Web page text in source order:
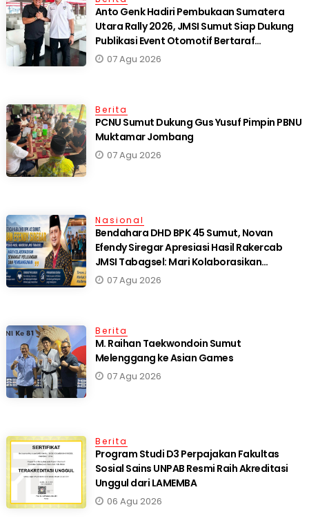
Anto Genk Hadiri Pembukaan Sumatera
Utara Rally 2026, JMSI Sumut Siap Dukung
Publikasi Event Otomotif Bertaraf
Internasional*
07 Agu 2026
Berita
PCNU Sumut Dukung Gus Yusuf Pimpin PBNU
Muktamar Jombang
07 Agu 2026
Nasional
Bendahara DHD BPK 45 Sumut, Novan
Efendy Siregar Apresiasi Hasil Rakercab
JMSI Tabagsel: Mari Kolaborasikan
Semangat Perjuangan dan Pembangunan
07 Agu 2026
Berita
M. Raihan Taekwondoin Sumut
Melenggang ke Asian Games
07 Agu 2026
Berita
Program Studi D3 Perpajakan Fakultas
Sosial Sains UNPAB Resmi Raih Akreditasi
Unggul dari LAMEMBA
06 Agu 2026